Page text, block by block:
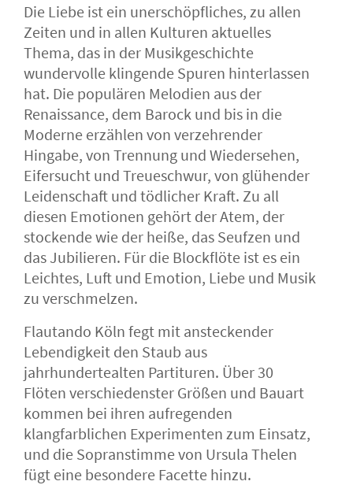
Die Liebe ist ein unerschöpfliches, zu allen
Zeiten und in allen Kulturen aktuelles
Thema, das in der Musikgeschichte
wundervolle klingende Spuren hinterlassen
hat. Die populären Melodien aus der
Renaissance, dem Barock und bis in die
Moderne erzählen von verzehrender
Hingabe, von Trennung und Wiedersehen,
Eifersucht und Treueschwur, von glühender
Leidenschaft und tödlicher Kraft. Zu all
diesen Emotionen gehört der Atem, der
stockende wie der heiße, das Seufzen und
das Jubilieren. Für die Blockflöte ist es ein
Leichtes, Luft und Emotion, Liebe und Musik
zu verschmelzen.
Flautando Köln fegt mit ansteckender
Lebendigkeit den Staub aus
jahrhundertealten Partituren. Über 30
Flöten verschiedenster Größen und Bauart
kommen bei ihren aufregenden
klangfarblichen Experimenten zum Einsatz,
und die Sopranstimme von Ursula Thelen
fügt eine besondere Facette hinzu.